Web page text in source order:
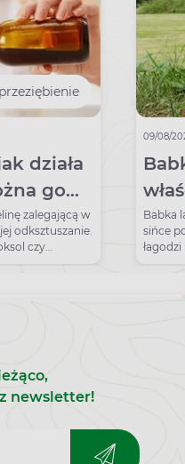
działa
go
zalegającą w
odksztuszanie.
czy
09/08/
Babka
sińce
newsletter!